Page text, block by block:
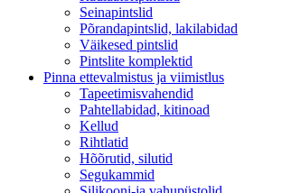
Seinapintslid
Põrandapintslid, lakilabidad
Väikesed pintslid
Pintslite komplektid
Pinna ettevalmistus ja viimistlus
Tapeetimisvahendid
Pahtellabidad, kitinoad
Kellud
Rihtlatid
Hõõrutid, silutid
Segukammid